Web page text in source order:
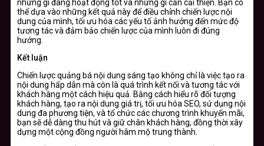
những gì đang hoạt động tốt và những gì cần cải thiện. Bạn có
thể dựa vào những kết quả này để điều chỉnh chiến lược nội
dung của mình, tối ưu hóa các yếu tố ảnh hưởng đến mức độ
tương tác và đảm bảo chiến lược của mình luôn đi đúng
hướng.
Kết luận
Chiến lược quảng bá nội dung sáng tạo không chỉ là việc tạo ra
nội dung hấp dẫn mà còn là quá trình kết nối và tương tác với
khách hàng một cách hiệu quả. Bằng cách hiểu rõ đối tượng
khách hàng, tạo ra nội dung giá trị, tối ưu hóa SEO, sử dụng nội
dung đa phương tiện, và tổ chức các chương trình khuyến mãi,
bạn sẽ dễ dàng thu hút và giữ chân khách hàng, đồng thời xây
dựng một cộng đồng người hâm mộ trung thành.